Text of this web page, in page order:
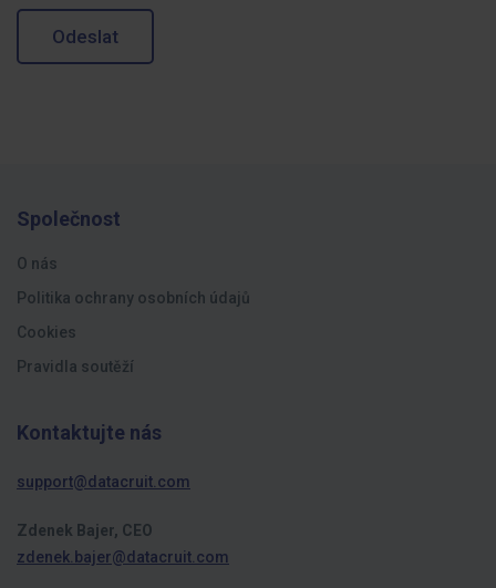
Odeslat
Společnost
O nás
Politika ochrany osobních údajů
Cookies
Pravidla soutěží
Kontaktujte nás
support@datacruit.com
Zdenek Bajer, CEO
zdenek.bajer@datacruit.com